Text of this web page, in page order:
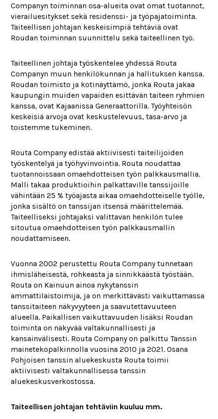
Companyn toiminnan osa-alueita ovat omat tuotannot,
vierailuesitykset sekä residenssi- ja työpajatoiminta.
Taiteellisen johtajan keskeisimpiä tehtäviä ovat
Roudan toiminnan suunnittelu sekä taiteellinen työ.
Taiteellinen johtaja työskentelee yhdessä Routa
Companyn muun henkilökunnan ja hallituksen kanssa.
Roudan toimisto ja kotinäyttämö, jonka Routa jakaa
kaupungin muiden vapaiden esittävän taiteen ryhmien
kanssa, ovat Kajaanissa Generaattorilla. Työyhteisön
keskeisiä arvoja ovat keskustelevuus, tasa-arvo ja
toistemme tukeminen.
Routa Company edistää aktiivisesti taiteilijoiden
työskentelyä ja työhyvinvointia. Routa noudattaa
tuotannoissaan omaehdotteisen työn palkkausmallia.
Malli takaa produktioihin palkattaville tanssijoille
vähintään 25 % työajasta aikaa omaehdotteiselle työlle,
jonka sisältö on tanssijan itsensä määrittelemää.
Taiteelliseksi johtajaksi valittavan henkilön tulee
sitoutua omaehdotteisen työn palkkausmallin
noudattamiseen.
Vuonna 2002 perustettu Routa Company tunnetaan
ihmisläheisestä, rohkeasta ja sinnikkäästä työstään.
Routa on Kainuun ainoa nykytanssin
ammattilaistoimija, ja on merkittävästi vaikuttamassa
tanssitaiteen näkyvyyteen ja saavutettavuuteen
alueella. Paikallisen vaikuttavuuden lisäksi Roudan
toiminta on näkyvää valtakunnallisesti ja
kansainvälisesti. Routa Company on palkittu Tanssin
mainetekopalkinnolla vuosina 2010 ja 2021. Osana
Pohjoisen tanssin aluekeskusta Routa toimii
aktiivisesti valtakunnallisessa tanssin
aluekeskusverkostossa.
Taiteellisen johtajan tehtäviin kuuluu mm.